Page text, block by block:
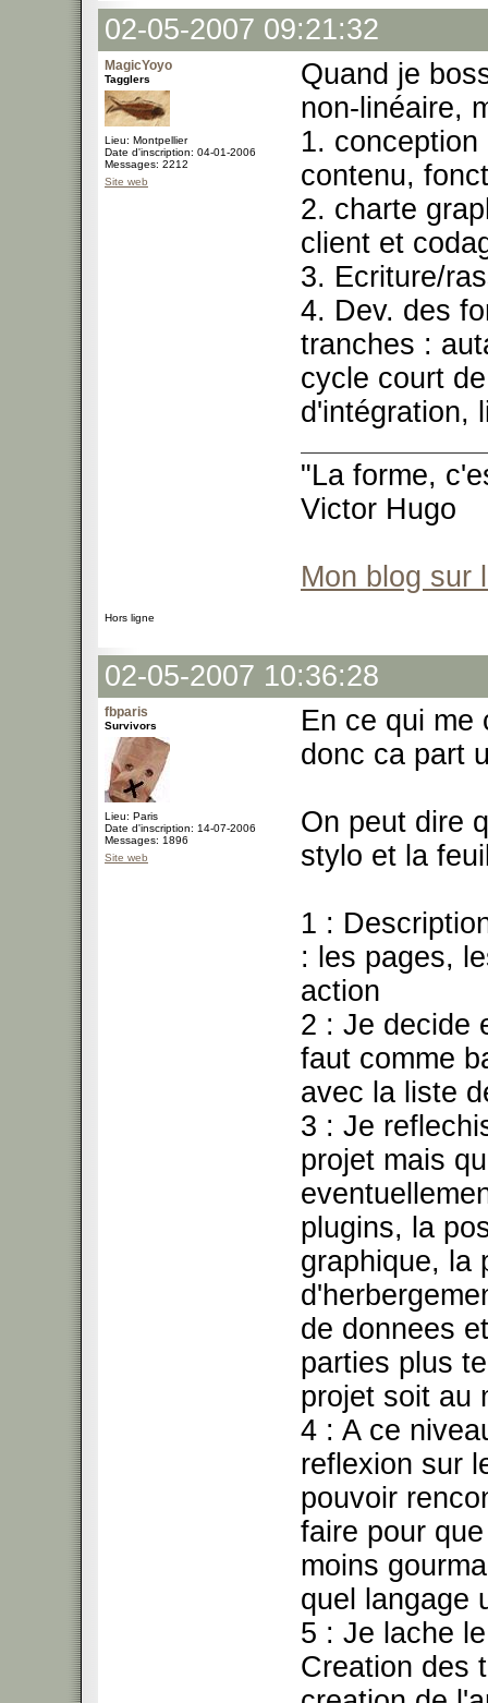
02-05-2007 09:21:32
MagicYoyo
Tagglers
Lieu: Montpellier
Date d'inscription: 04-01-2006
Messages: 2212
Site web
Quand je
non-linéaire,
1.
contenu,
2. charte
client et
3. Ecriture/
4. Dev. des
tranches :
cycle court
d'intégration,
"La forme,
Victor Hugo
Mon blog sur
Hors ligne
02-05-2007 10:36:28
fbparis
Survivors
Lieu: Paris
Date d'inscription: 14-07-2006
Messages: 1896
Site web
En ce qui me
donc ca part
On peut dire
stylo et la
1 :
: les pages,
action
2 : Je decide
faut comme
avec la liste
3 : Je
projet mais
plugins, la
graphique, la
de donnees
parties plus
projet soit au
4 : A ce
reflexion sur
pouvoir
faire pour
moins
quel langage
5 : Je lache
Creation des